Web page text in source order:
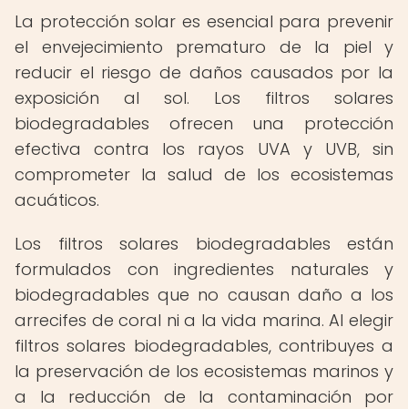
La protección solar es esencial para prevenir
el envejecimiento prematuro de la piel y
reducir el riesgo de daños causados por la
exposición al sol. Los filtros solares
biodegradables ofrecen una protección
efectiva contra los rayos UVA y UVB, sin
comprometer la salud de los ecosistemas
acuáticos.
Los filtros solares biodegradables están
formulados con ingredientes naturales y
biodegradables que no causan daño a los
arrecifes de coral ni a la vida marina. Al elegir
filtros solares biodegradables, contribuyes a
la preservación de los ecosistemas marinos y
a la reducción de la contaminación por